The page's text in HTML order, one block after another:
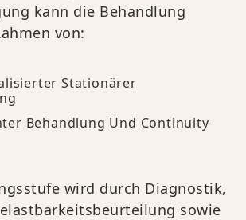
kann die Behandlung
von:
Stationärer
Behandlung Und Continuity
wird durch Diagnostik,
sowie